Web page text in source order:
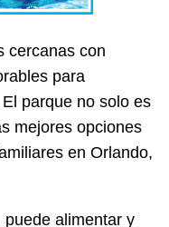
cercanas con
para
parque no solo es
mejores opciones
en Orlando,
alimentar y